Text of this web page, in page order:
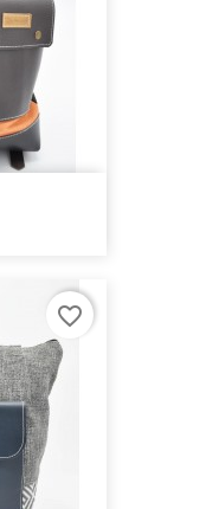
favorite_border